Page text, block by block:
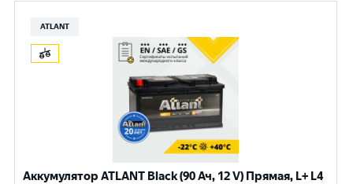
ATLANT
Аккумулятор ATLANT Black (90 Ач, 12 V) Прямая, L+ L4